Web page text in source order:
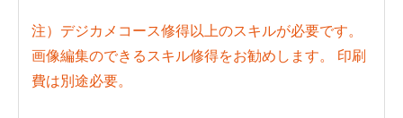
注）デジカメコース修得以上のスキルが必要です。
画像編集のできるスキル修得をお勧めします。 印刷
費は別途必要。